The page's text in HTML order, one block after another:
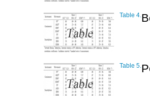
Table 4.
Table 5.